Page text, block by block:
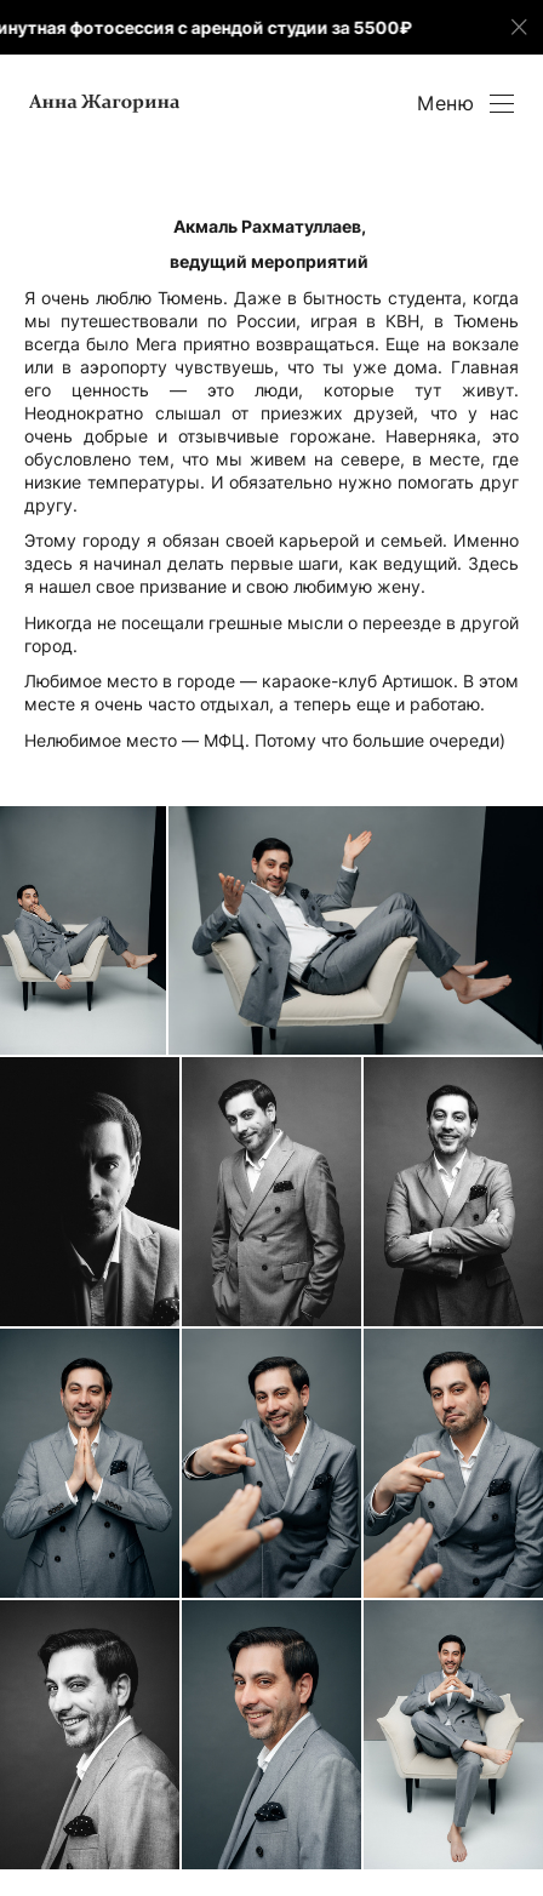
фотосессия с арендой студии за 5500₽ Для
Меню
Акмаль Рахматуллаев,
ведущий мероприятий
Я очень люблю Тюмень. Даже в бытность студента, когда
мы путешествовали по России, играя в КВН, в Тюмень
всегда было Мега приятно возвращаться. Еще на вокзале
или в аэропорту чувствуешь, что ты уже дома. Главная
его ценность — это люди, которые тут живут.
Неоднократно слышал от приезжих друзей, что у нас
очень добрые и отзывчивые горожане. Наверняка, это
обусловлено тем, что мы живем на севере, в месте, где
низкие температуры. И обязательно нужно помогать друг
другу.
Этому городу я обязан своей карьерой и семьей. Именно
здесь я начинал делать первые шаги, как ведущий. Здесь
я нашел свое призвание и свою любимую жену.
Никогда не посещали грешные мысли о переезде в другой
город.
Любимое место в городе — караоке-клуб Артишок. В этом
месте я очень часто отдыхал, а теперь еще и работаю.
Нелюбимое место — МФЦ. Потому что большие очереди)